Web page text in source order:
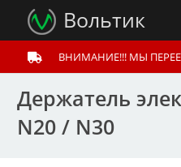
Вольтик
ВНИМАНИЕ!!! МЫ
Держатель
N20 / N30